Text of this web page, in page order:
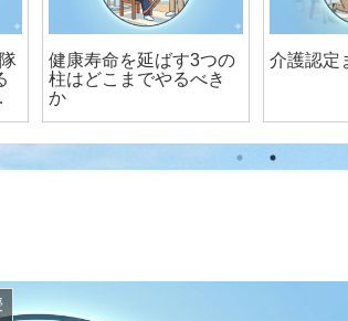
急車 元救急隊
える 高齢の親
どもの悩み
元救急救命士のリアル
な体験記（脳出血〜リ